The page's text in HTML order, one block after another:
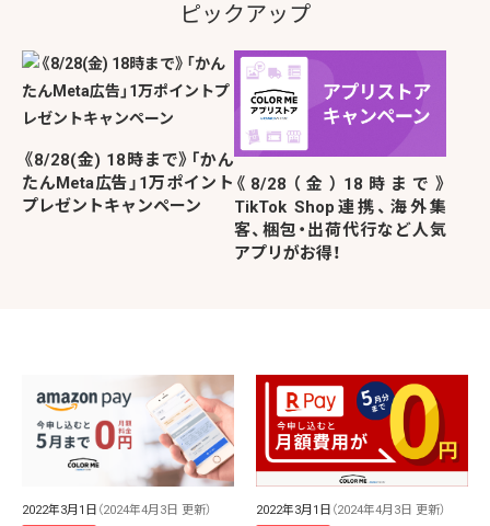
ピックアップ
《8/28(金) 18時まで》「かん
たんMeta広告」1万ポイント
プレゼントキャンペーン
《8/28（金）18時まで》
TikTok Shop連携、海外集
客、梱包・出荷代行など人気
アプリがお得！
2022年3月1日 （2024年4月3日 更新） 2022年3月1日 （2024年4月3日 更新）